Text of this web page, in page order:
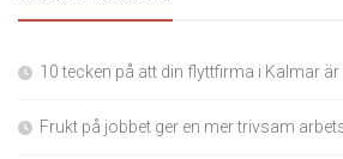
10 tecken på att din flyttfirma i Kalmar är
Frukt på jobbet ger en mer trivsam